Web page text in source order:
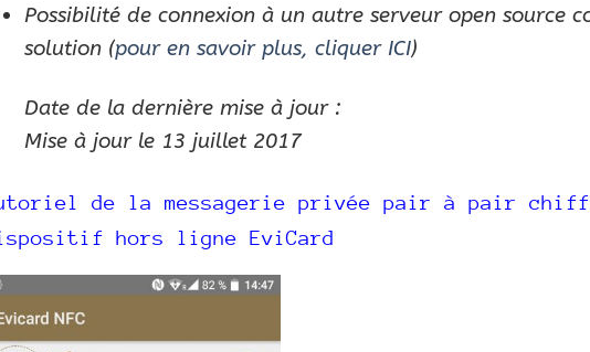
Possibilité de connexion à un autre serveur open source
solution (pour en savoir plus, cliquer ICI)
Date de la dernière mise à jour :
Mise à jour le 13 juillet 2017
de la messagerie privée pair à pair
hors ligne EviCard